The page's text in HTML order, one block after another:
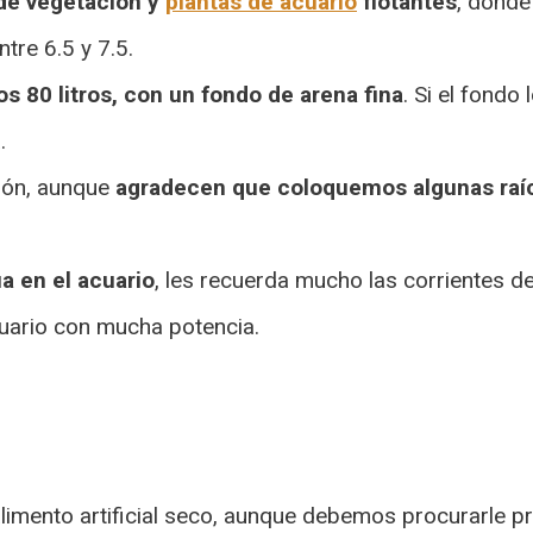
6.5 y 7.5.
80 litros, con un fondo de arena fina. Si el fondo
aunque agradecen que coloquemos algunas
en el acuario, les recuerda mucho las corrientes
con mucha potencia.
artificial seco, aunque debemos procurarle